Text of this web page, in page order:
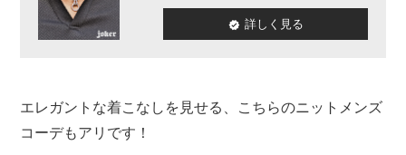
詳しく見る
エレガントな着こなしを見せる、こちらのニットメンズ
コーデもアリです！